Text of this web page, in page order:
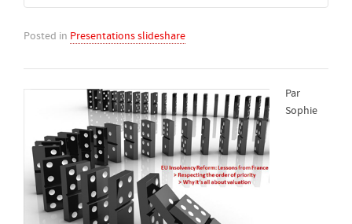
Posted in Presentations slideshare
Par
Sophie